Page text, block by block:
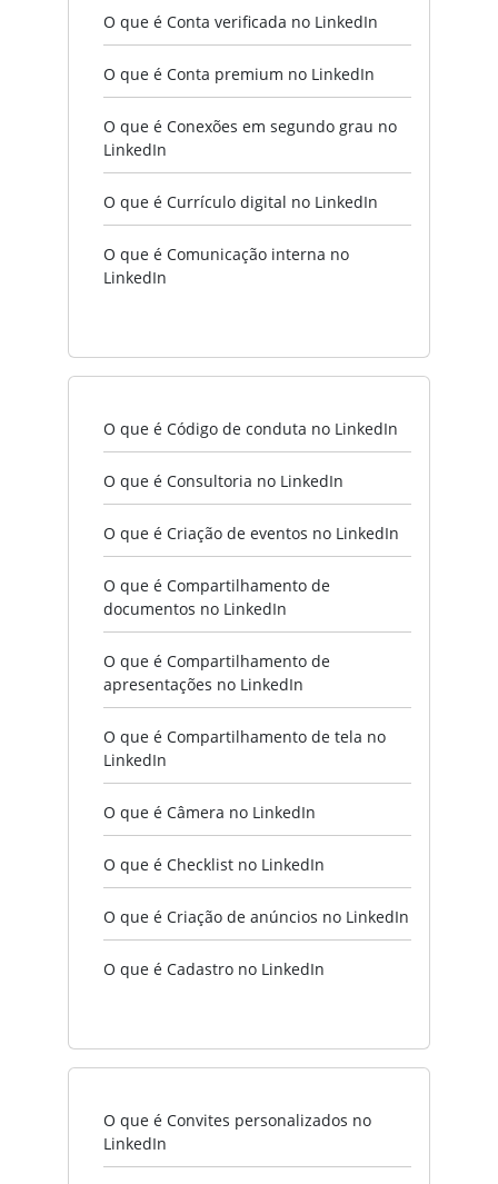
O que é Conta verificada no LinkedIn
O que é Conta premium no LinkedIn
O que é Conexões em segundo grau no
LinkedIn
O que é Currículo digital no LinkedIn
O que é Comunicação interna no
LinkedIn
O que é Código de conduta no LinkedIn
O que é Consultoria no LinkedIn
O que é Criação de eventos no LinkedIn
O que é Compartilhamento de
documentos no LinkedIn
O que é Compartilhamento de
apresentações no LinkedIn
O que é Compartilhamento de tela no
LinkedIn
O que é Câmera no LinkedIn
O que é Checklist no LinkedIn
O que é Criação de anúncios no LinkedIn
O que é Cadastro no LinkedIn
O que é Convites personalizados no
LinkedIn